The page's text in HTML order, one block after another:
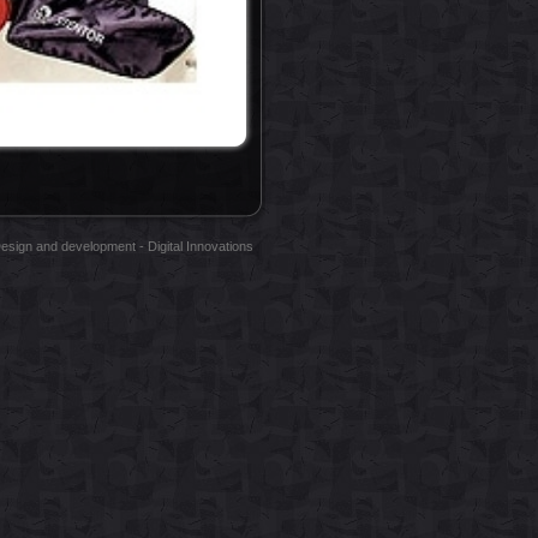
and development - Digital Innovations